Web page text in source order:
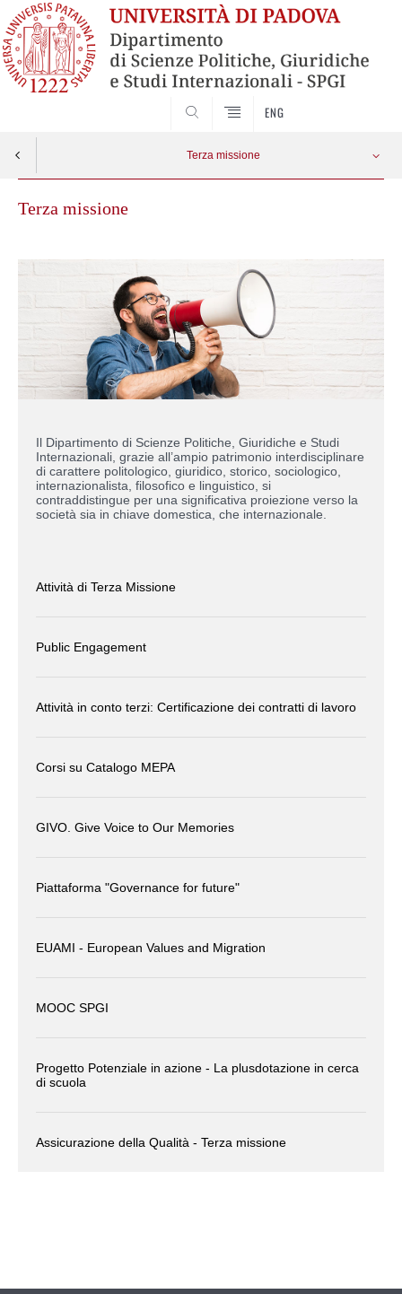
ENG
Terza missione
Terza missione
Il Dipartimento di Scienze Politiche, Giuridiche e Studi
Internazionali, grazie all’ampio patrimonio interdisciplinare
di carattere politologico, giuridico, storico, sociologico,
internazionalista, filosofico e linguistico, si
contraddistingue per una significativa proiezione verso la
società sia in chiave domestica, che internazionale.
Attività di Terza Missione
Public Engagement
Attività in conto terzi: Certificazione dei contratti di lavoro
Corsi su Catalogo MEPA
GIVO. Give Voice to Our Memories
Piattaforma "Governance for future"
EUAMI - European Values and Migration
MOOC SPGI
Progetto Potenziale in azione - La plusdotazione in cerca
di scuola
Assicurazione della Qualità - Terza missione